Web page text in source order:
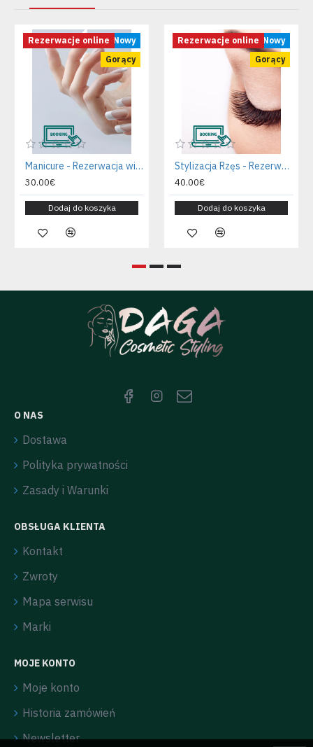
Nowy
Gorący
Rezerwacje online
Manicure - Rezerwacja wizyty
30.00€
Dodaj do koszyka
Nowy
Gorący
Rezerwacje online
Stylizacja Rzęs - Rezerwacja wizyty
40.00€
Dodaj do koszyka
O NAS
Dostawa
Polityka prywatności
Zasady i Warunki
OBSŁUGA KLIENTA
Kontakt
Zwroty
Mapa serwisu
Marki
MOJE KONTO
Moje konto
Historia zamówień
Newsletter